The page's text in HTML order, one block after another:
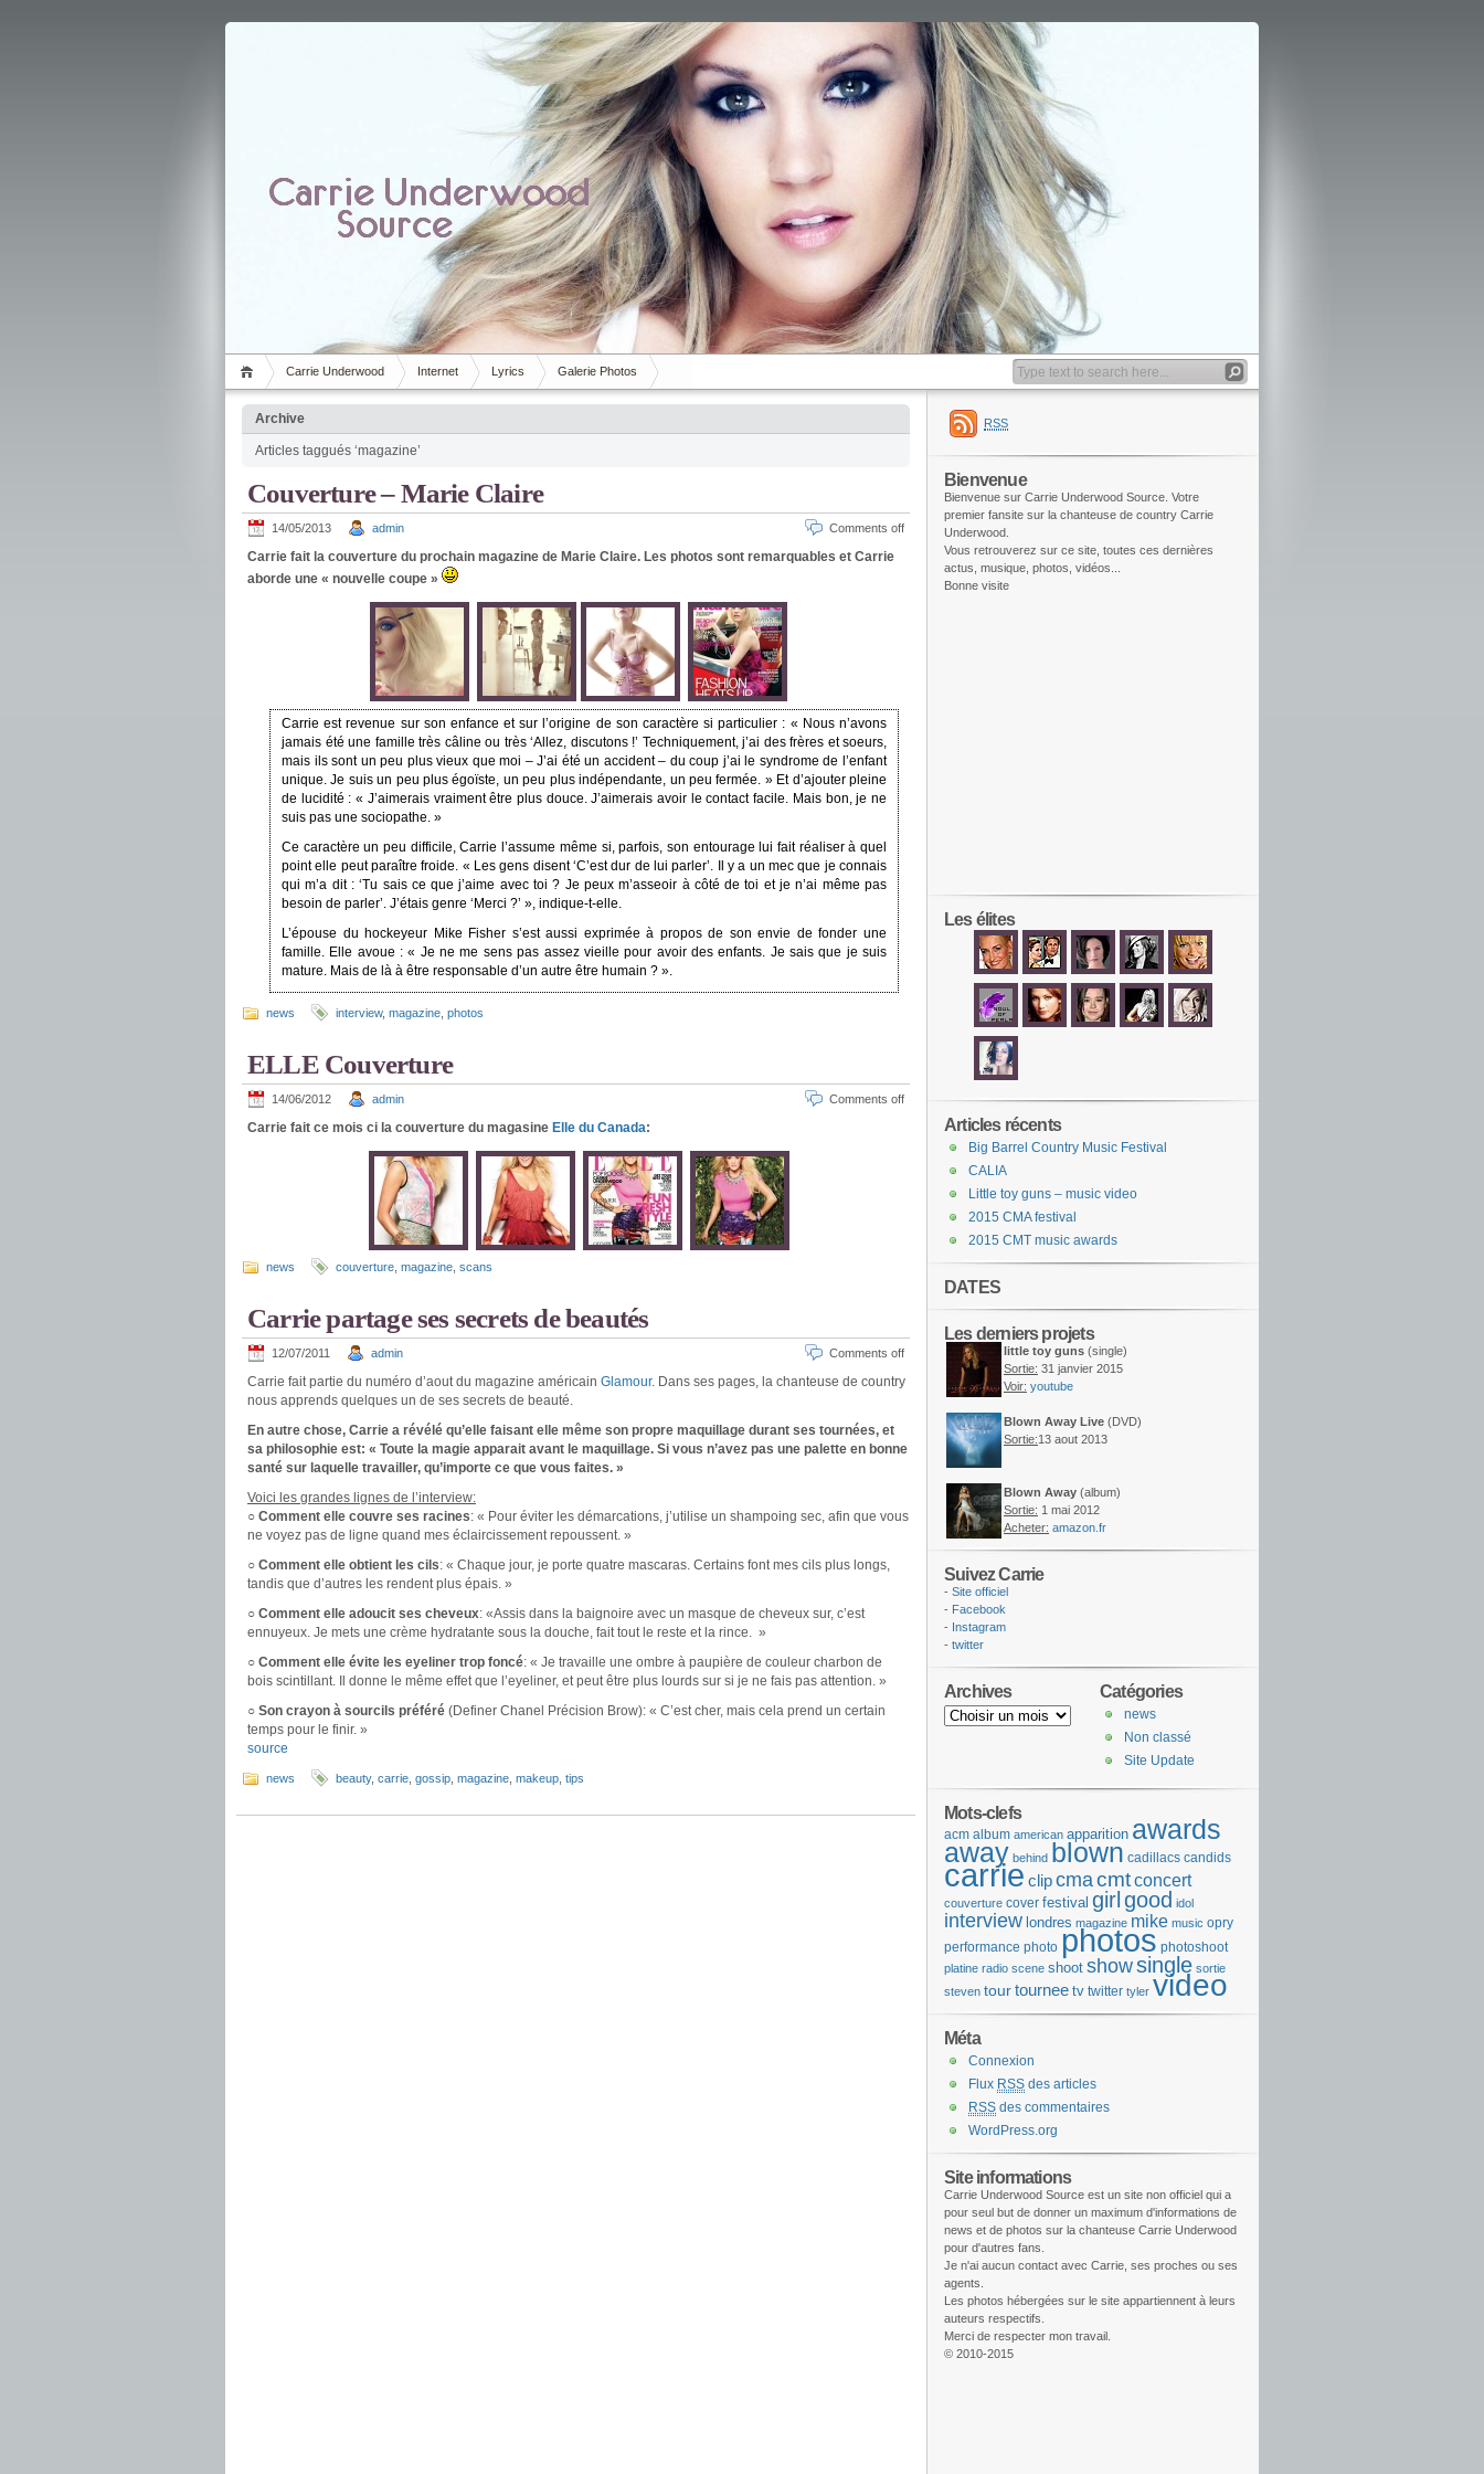
Carrie Underwood Internet Lyrics Galerie Photos
Archive
Articles taggués ‘magazine’
Couverture – Marie Claire
14/05/2013 admin Comments off
Carrie fait la couverture du prochain magazine de Marie Claire. Les photos sont remarquables et Carrie
aborde une « nouvelle coupe »
Carrie est revenue sur son enfance et sur l’origine de son caractère si particulier : « Nous n’avons
jamais été une famille très câline ou très ‘Allez, discutons !’ Techniquement, j’ai des frères et soeurs,
mais ils sont un peu plus vieux que moi – J’ai été un accident – du coup j’ai le syndrome de l’enfant
unique. Je suis un peu plus égoïste, un peu plus indépendante, un peu fermée. » Et d’ajouter pleine
de lucidité : « J’aimerais vraiment être plus douce. J’aimerais avoir le contact facile. Mais bon, je ne
suis pas une sociopathe. »
Ce caractère un peu difficile, Carrie l’assume même si, parfois, son entourage lui fait réaliser à quel
point elle peut paraître froide. « Les gens disent ‘C’est dur de lui parler’. Il y a un mec que je connais
qui m’a dit : ‘Tu sais ce que j’aime avec toi ? Je peux m’asseoir à côté de toi et je n’ai même pas
besoin de parler’. J’étais genre ‘Merci ?’ », indique-t-elle.
L’épouse du hockeyeur Mike Fisher s’est aussi exprimée à propos de son envie de fonder une
famille. Elle avoue : « Je ne me sens pas assez vieille pour avoir des enfants. Je sais que je suis
mature. Mais de là à être responsable d’un autre être humain ? ».
news interview, magazine photos
ELLE Couverture
14/06/2012 admin Comments off
Carrie fait ce mois ci la couverture du magasine Elle du Canada:
news couverture magazine scans
Carrie partage ses secrets de beautés
12/07/2011 admin Comments off
Carrie fait partie du numéro d’aout du magazine américain Glamour. Dans ses pages, la chanteuse de country
nous apprends quelques un de ses secrets de beauté.
En autre chose, Carrie a révélé qu’elle faisant elle même son propre maquillage durant ses tournées, et
sa philosophie est: « Toute la magie apparait avant le maquillage. Si vous n’avez pas une palette en bonne
santé sur laquelle travailler, qu’importe ce que vous faites. »
Voici les grandes lignes de l’interview:
○ Comment elle couvre ses racines: « Pour éviter les démarcations, j’utilise un shampoing sec, afin que vous
ne voyez pas de ligne quand mes éclaircissement repoussent. »
○ Comment elle obtient les cils: « Chaque jour, je porte quatre mascaras. Certains font mes cils plus longs,
tandis que d’autres les rendent plus épais. »
○ Comment elle adoucit ses cheveux: «Assis dans la baignoire avec un masque de cheveux sur, c’est
ennuyeux. Je mets une crème hydratante sous la douche, fait tout le reste et la rince. »
○ Comment elle évite les eyeliner trop foncé: « Je travaille une ombre à paupière de couleur charbon de
bois scintillant. Il donne le même effet que l’eyeliner, et peut être plus lourds sur si je ne fais pas attention. »
○ Son crayon à sourcils préféré (Definer Chanel Précision Brow): « C’est cher, mais cela prend un certain
temps pour le finir. »
source
news beauty, carrie gossip magazine makeup tips
RSS
Bienvenue
Bienvenue sur Carrie Underwood Source. Votre
premier fansite sur la chanteuse de country Carrie
Underwood.
Vous retrouverez sur ce site, toutes ces dernières
actus, musique, photos, vidéos...
Bonne visite
Les élites
Articles récents
Big Barrel Country Music Festival
CALIA
Little toy guns – music video
2015 CMA festival
2015 CMT music awards
DATES
Les derniers projets
little toy guns (single)
Sortie: 31 janvier 2015
Voir: youtube
Blown Away Live (DVD)
Sortie:13 aout 2013
Blown Away (album)
Sortie: 1 mai 2012
Acheter: amazon.fr
Suivez Carrie
- Site officiel
- Facebook
- Instagram
- twitter
Catégories
news
Non classé
Site Update
Archives
Mots-clefs
acm album american apparition awards
away behind blown cadillacs candids
carrie clipcmacmtconcert
couverture cover festival girl good idol
interview londres magazine mike music opry
performance photo photos photoshoot
platine radio scene shoot showsingle sortie
steven tourtournee tv twitter tyler video
Méta
Connexion
Flux RSS des articles
RSS des commentaires
WordPress.org
Site informations
Carrie Underwood Source est un site non officiel qui a
pour seul but de donner un maximum d'informations de
news et de photos sur la chanteuse Carrie Underwood
pour d'autres fans.
Je n'ai aucun contact avec Carrie, ses proches ou ses
agents.
Les photos hébergées sur le site appartiennent à leurs
auteurs respectifs.
Merci de respecter mon travail.
© 2010-2015